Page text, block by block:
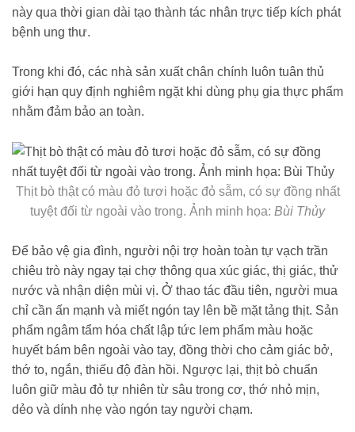
này qua thời gian dài tạo thành tác nhân trực tiếp kích phát
bệnh ung thư.
Trong khi đó, các nhà sản xuất chân chính luôn tuân thủ
giới hạn quy định nghiêm ngặt khi dùng phụ gia thực phẩm
nhằm đảm bảo an toàn.
Thịt bò thật có màu đỏ tươi hoặc đỏ sẫm, có sự đồng nhất
tuyệt đối từ ngoài vào trong. Ảnh minh họa: Bùi Thủy
Để bảo vệ gia đình, người nội trợ hoàn toàn tự vạch trần
chiêu trò này ngay tại chợ thông qua xúc giác, thị giác, thử
nước và nhận diện mùi vị. Ở thao tác đầu tiên, người mua
chỉ cần ấn mạnh và miết ngón tay lên bề mặt tảng thịt. Sản
phẩm ngâm tẩm hóa chất lập tức lem phẩm màu hoặc
huyết bám bên ngoài vào tay, đồng thời cho cảm giác bở,
thớ to, ngắn, thiếu độ đàn hồi. Ngược lại, thịt bò chuẩn
luôn giữ màu đỏ tự nhiên từ sâu trong cơ, thớ nhỏ mịn,
dẻo và dính nhẹ vào ngón tay người chạm.